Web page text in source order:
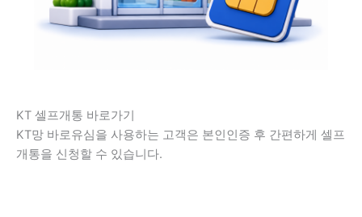
KT 셀프개통 바로가기
KT망 바로유심을 사용하는 고객은 본인인증 후 간편하게 셀프
개통을 신청할 수 있습니다.